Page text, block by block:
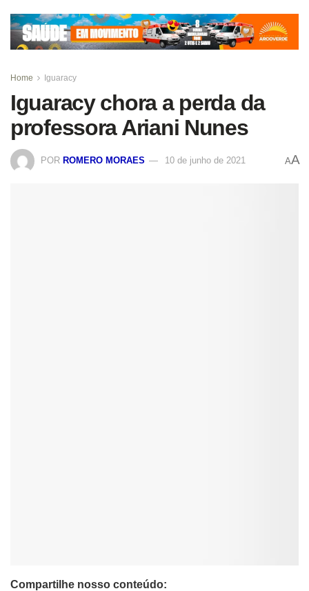
Home Iguaracy
Iguaracy chora a perda da
professora Ariani Nunes
POR ROMERO MORAES 10 de junho de 2021 AA
Compartilhe nosso conteúdo: